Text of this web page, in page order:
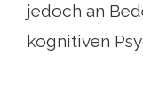
jedoch an
kognitiven